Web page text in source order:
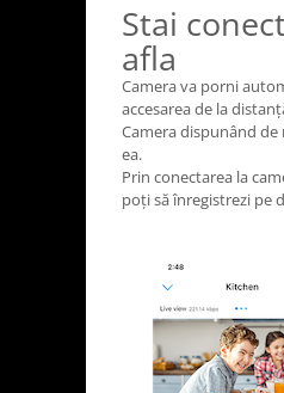
Stai
afla
Camera va porni
accesarea de la
Camera dispunând
ea.
Prin conectarea la
poți să înregistrezi pe